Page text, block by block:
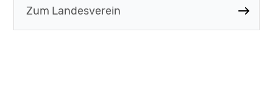
Zum Landesverein